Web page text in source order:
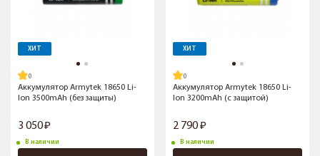
ХИТ
Аккумулятор Armytek 18650 Li-
Ion 3500mAh (без защиты)
3 050
В наличии
ХИТ
Аккумулятор Armytek 18650 Li-
Ion 3200mAh (c защитой)
2 790
В наличии